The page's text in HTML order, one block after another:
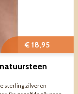
€ 18,95
sterling zilveren